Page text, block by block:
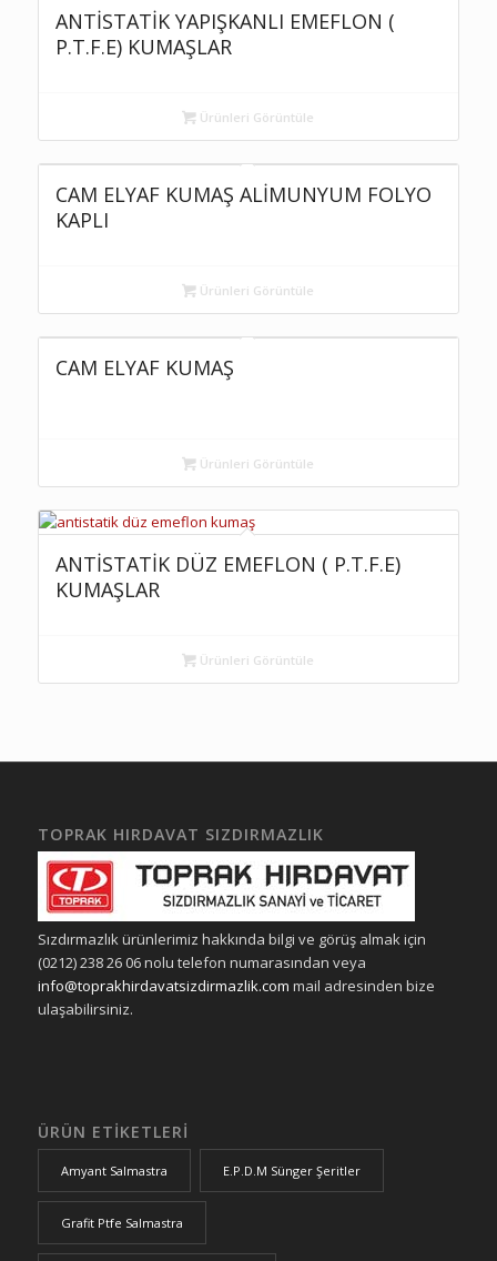
ANTİSTATİK YAPIŞKANLI EMEFLON (
P.T.F.E) KUMAŞLAR
Ürünleri Görüntüle
CAM ELYAF KUMAŞ ALİMUNYUM FOLYO
KAPLI
Ürünleri Görüntüle
CAM ELYAF KUMAŞ
Ürünleri Görüntüle
ANTİSTATİK DÜZ EMEFLON ( P.T.F.E)
KUMAŞLAR
Ürünleri Görüntüle
TOPRAK HIRDAVAT SIZDIRMAZLIK
Sızdırmazlık ürünlerimiz hakkında bilgi ve görüş almak için
(0212) 238 26 06 nolu telefon numarasından veya
info@toprakhirdavatsizdirmazlik.com mail adresinden bize
ulaşabilirsiniz.
ÜRÜN ETIKETLERI
Amyant Salmastra E.P.D.M Sünger Şeritler
Grafit Ptfe Salmastra